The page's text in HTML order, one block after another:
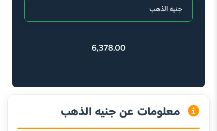
6,378.00
معلومات عن جنيه الذهب